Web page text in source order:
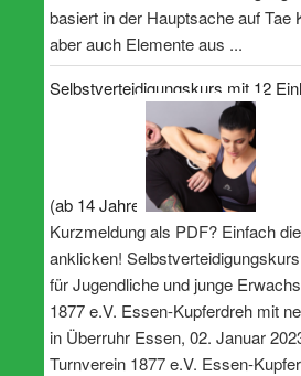
basiert in der Hauptsache auf Tae
aber auch Elemente aus ...
Selbstverteidigungskurs mit 12
(ab 14 Jahre)
Kurzmeldung als PDF? Einfach
anklicken!
für Jugendliche und junge
1877 e.V. Essen-Kupferdreh mit
in Überruhr Essen, 02. Januar
Turnverein 1877 e.V. Essen-